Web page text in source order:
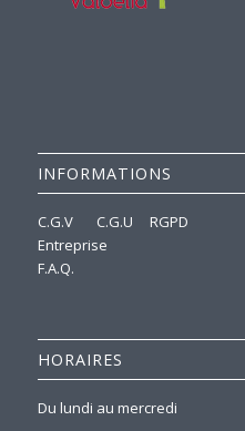
INFORMATIONS
C.G.V C.G.U
RGPD
Entreprise
F.A.Q.
HORAIRES
Du lundi au mercredi